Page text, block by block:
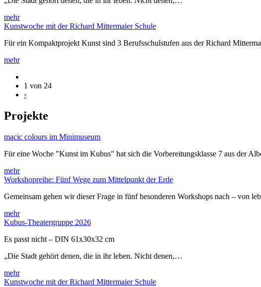
mehr
Kunstwoche mit der Richard Mittermaier Schule
Für ein Kompaktprojekt Kunst sind 3 Berufsschulstufen aus der Richard
mehr
1 von 24
›
Projekte
macic colours im Minimuseum
Für eine Woche "Kunst im Kubus" hat sich die Vorbereitungsklasse 7 aus der
mehr
Workshopreihe: Fünf Wege zum Mittelpunkt der Erde
Gemeinsam gehen wir dieser Frage in fünf besonderen Workshops nach – von
mehr
Kubus-Theatergruppe 2026
Es passt nicht – DIN 61x30x32 cm
„Die Stadt gehört denen, die in ihr leben. Nicht denen,…
mehr
Kunstwoche mit der Richard Mittermaier Schule